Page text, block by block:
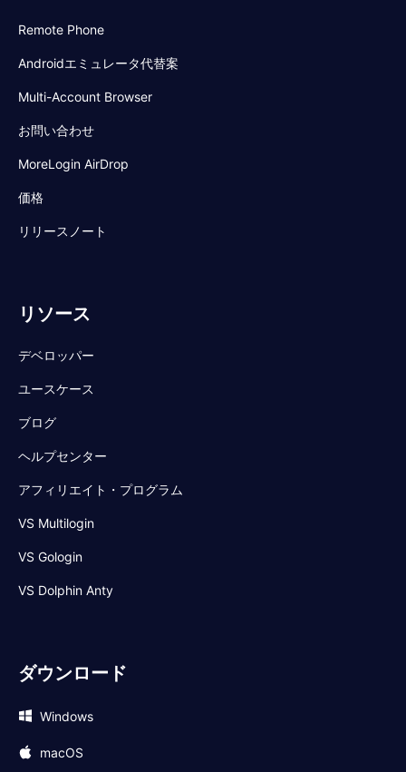
Remote Phone
Androidエミュレータ代替案
Multi-Account Browser
お問い合わせ
MoreLogin AirDrop
価格
リリースノート
リソース
デベロッパー
ユースケース
ブログ
ヘルプセンター
アフィリエイト・プログラム
VS Multilogin
VS Gologin
VS Dolphin Anty
ダウンロード
Windows
macOS